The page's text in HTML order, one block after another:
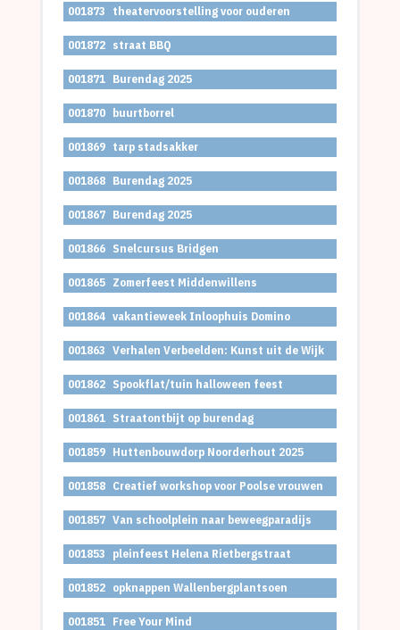
001873 theatervoorstelling voor ouderen
001872 straat BBQ
001871 Burendag 2025
001870 buurtborrel
001869 tarp stadsakker
001868 Burendag 2025
001867 Burendag 2025
001866 Snelcursus Bridgen
001865 Zomerfeest Middenwillens
001864 vakantieweek Inloophuis Domino
001863 Verhalen Verbeelden: Kunst uit de Wijk
001862 Spookflat/tuin halloween feest
001861 Straatontbijt op burendag
001859 Huttenbouwdorp Noorderhout 2025
001858 Creatief workshop voor Poolse vrouwen
001857 Van schoolplein naar beweegparadijs
001853 pleinfeest Helena Rietbergstraat
001852 opknappen Wallenbergplantsoen
001851 Free Your Mind